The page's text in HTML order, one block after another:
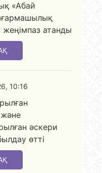
«Абай
атанды
10:16
әскери
өтті